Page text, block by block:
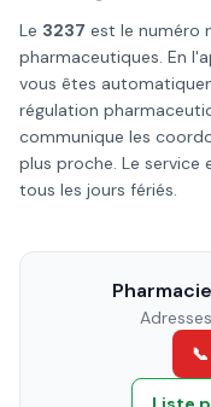
Le 3237 est le numéro
pharmaceutiques. En
vous êtes
régulation
communique les
plus proche. Le service
tous les jours fériés.